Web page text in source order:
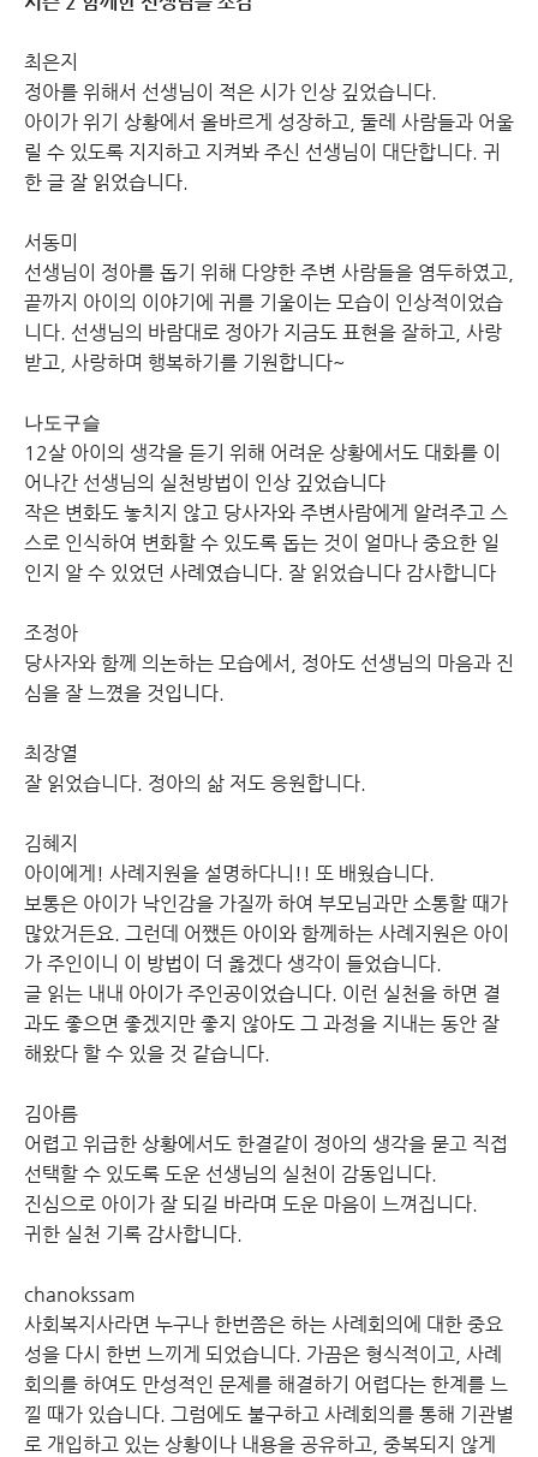
최은지
정아를 위해서 선생님이 적은 시가 인상 깊었습니다.
아이가 위기 상황에서 올바르게 성장하고, 둘레 사람들과 어울
릴 수 있도록 지지하고 지켜봐 주신 선생님이 대단합니다. 귀
한 글 잘 읽었습니다.
서동미
선생님이 정아를 돕기 위해 다양한 주변 사람들을 염두하였고,
끝까지 아이의 이야기에 귀를 기울이는 모습이 인상적이었습
니다. 선생님의 바람대로 정아가 지금도 표현을 잘하고, 사랑
받고, 사랑하며 행복하기를 기원합니다~
나도구슬
12살 아이의 생각을 듣기 위해 어려운 상황에서도 대화를 이
어나간 선생님의 실천방법이 인상 깊었습니다
작은 변화도 놓치지 않고 당사자와 주변사람에게 알려주고 스
스로 인식하여 변화할 수 있도록 돕는 것이 얼마나 중요한 일
인지 알 수 있었던 사례였습니다. 잘 읽었습니다 감사합니다
조정아
당사자와 함께 의논하는 모습에서, 정아도 선생님의 마음과 진
심을 잘 느꼈을 것입니다.
최장열
잘 읽었습니다. 정아의 삶 저도 응원합니다.
김혜지
아이에게! 사례지원을 설명하다니!! 또 배웠습니다.
보통은 아이가 낙인감을 가질까 하여 부모님과만 소통할 때가
많았거든요. 그런데 어쨌든 아이와 함께하는 사례지원은 아이
가 주인이니 이 방법이 더 옳겠다 생각이 들었습니다.
글 읽는 내내 아이가 주인공이었습니다. 이런 실천을 하면 결
과도 좋으면 좋겠지만 좋지 않아도 그 과정을 지내는 동안 잘
해왔다 할 수 있을 것 같습니다.
김아름
어렵고 위급한 상황에서도 한결같이 정아의 생각을 묻고 직접
선택할 수 있도록 도운 선생님의 실천이 감동입니다.
진심으로 아이가 잘 되길 바라며 도운 마음이 느껴집니다.
귀한 실천 기록 감사합니다.
chanokssam
사회복지사라면 누구나 한번쯤은 하는 사례회의에 대한 중요
성을 다시 한번 느끼게 되었습니다. 가끔은 형식적이고, 사례
회의를 하여도 만성적인 문제를 해결하기 어렵다는 한계를 느
낄 때가 있습니다. 그럼에도 불구하고 사례회의를 통해 기관별
로 개입하고 있는 상황이나 내용을 공유하고, 중복되지 않게